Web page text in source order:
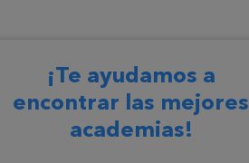
¡Te ayudamos a
encontrar las mejores
academias!